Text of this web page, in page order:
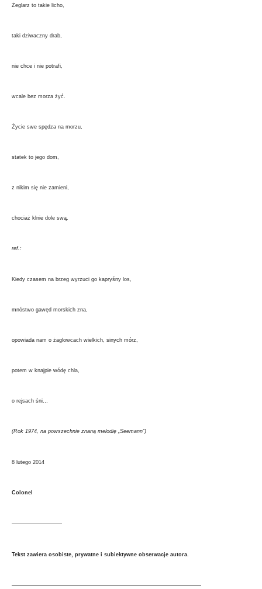
Żeglarz to takie licho,
taki dziwaczny drab,
nie chce i nie potrafi,
wcale bez morza żyć.
Życie swe spędza na morzu,
statek to jego dom,
z nikim się nie zamieni,
chociaż klnie dole swą.
ref.:
Kiedy czasem na brzeg wyrzuci go kapryśny los,
mnóstwo gawęd morskich zna,
opowiada nam o żaglowcach wielkich, sinych mórz,
potem w knajpie wódę chla,
o rejsach śni…
(Rok 1974, na powszechnie znaną melodię „Seemann”)
8 lutego 2014
Colonel
—————————–
Tekst zawiera osobiste, prywatne i subiektywne obserwacje autora.
————————————————————————————————————